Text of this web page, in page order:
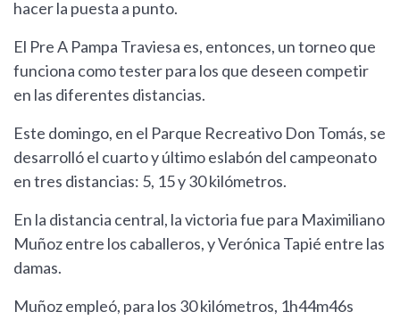
hacer la puesta a punto.
El Pre A Pampa Traviesa es, entonces, un torneo que
funciona como tester para los que deseen competir
en las diferentes distancias.
Este domingo, en el Parque Recreativo Don Tomás, se
desarrolló el cuarto y último eslabón del campeonato
en tres distancias: 5, 15 y 30 kilómetros.
En la distancia central, la victoria fue para Maximiliano
Muñoz entre los caballeros, y Verónica Tapié entre las
damas.
Muñoz empleó, para los 30 kilómetros, 1h44m46s